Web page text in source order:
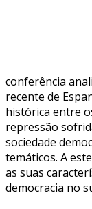
conferência
recente de
histórica entre
repressão
sociedade
temáticos. A
as suas
democracia no